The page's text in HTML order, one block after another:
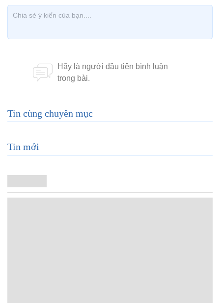
Tin cùng chuyên mục
Tin mới